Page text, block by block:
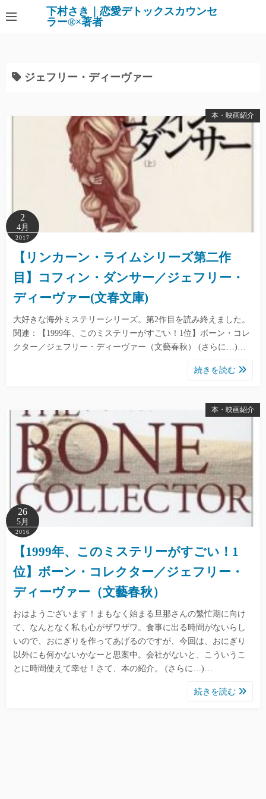
下村さき｜恋愛デトックスカウンセ
ラー®×著者
ジェフリー・ディーヴァー
本・映画紹介
2
4月
2017
【リンカーン・ライムシリーズ第二作
目】コフィン・ダンサー／ジェフリー・
ディーヴァー(文春文庫)
大好きな海外ミステリーシリーズ。第2作目を読み終えました。
関連：【1999年、このミステリーがすごい！1位】ボーン・コレ
クター／ジェフリー・ディーヴァー（文藝春秋） (さらに…)…
続きを読む
本・映画紹介
26
5月
2016
【1999年、このミステリーがすごい！1
位】ボーン・コレクター／ジェフリー・
ディーヴァー（文藝春秋）
おはようございます！まもなく始まる旦那さんの繁忙期に向け
て、なんとなく私も心がザワザワ。食事に出る時間がないらし
いので、おにぎりを作ってあげるのですが、今回は、おにぎり
以外にも何かないかなーと思案中。会社がないと、こういうこ
とに時間使えて幸せ！さて、本の紹介。 (さらに…)…
続きを読む